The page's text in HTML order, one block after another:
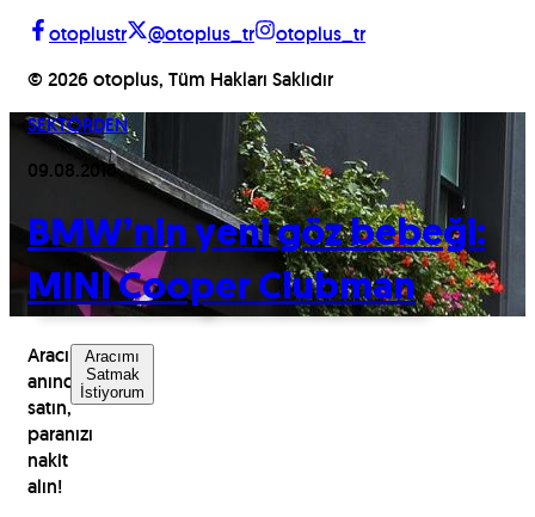
otoplustr
@otoplus_tr
otoplus_tr
© 2026 otoplus, Tüm Hakları Saklıdır
SEKTÖRDEN
09.08.2016
BMW’nin yeni göz bebeği:
MINI Cooper Clubman
Aracınızı
anında
satın,
paranızı
nakit
alın!
Aracımı
Satmak
İstiyorum